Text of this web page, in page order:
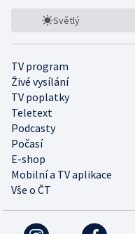
Světlý
TV program
Živé vysílání
TV poplatky
Teletext
Podcasty
Počasí
E-shop
Mobilní a TV aplikace
Vše o ČT